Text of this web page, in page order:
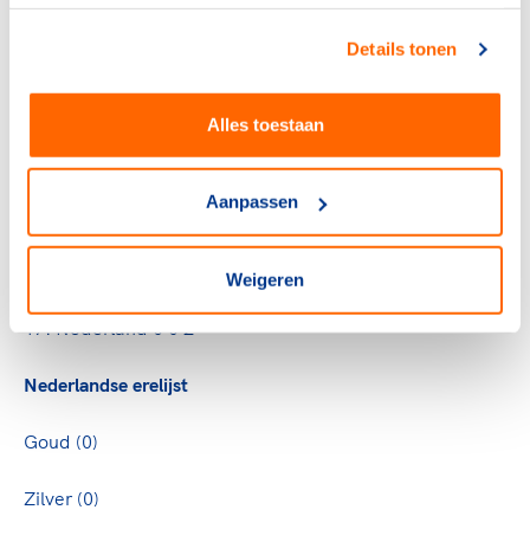
Details tonen
Alles toestaan
Aanpassen
Weigeren
Engelse scheidsrechters van partijdigheid.
1. Groot-Brittannië 56 51 39
4. Frankrijk 5 5 9
17. Nederland 0 0 2
Nederlandse erelijst
Goud (0)
Zilver (0)